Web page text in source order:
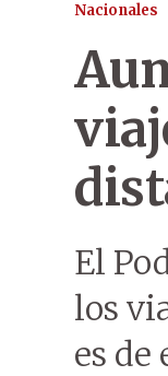
Nacionales
El
los
es de